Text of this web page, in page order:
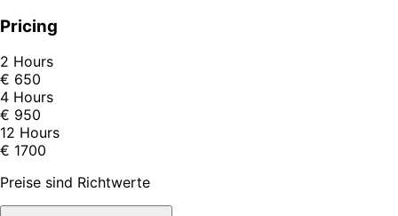
Pricing
2 Hours
€ 650
4 Hours
€ 950
12 Hours
€ 1700
Preise sind Richtwerte